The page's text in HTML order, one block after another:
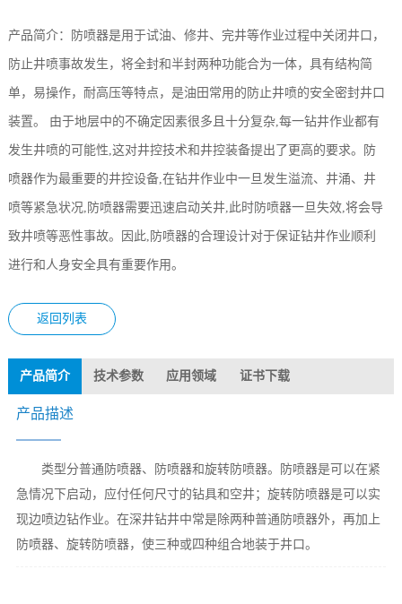
产品简介：防喷器是用于试油、修井、完井等作业过程中关闭井口，
防止井喷事故发生，将全封和半封两种功能合为一体，具有结构简
单，易操作，耐高压等特点，是油田常用的防止井喷的安全密封井口
装置。 由于地层中的不确定因素很多且十分复杂,每一钻井作业都有
发生井喷的可能性,这对井控技术和井控装备提出了更高的要求。防
喷器作为最重要的井控设备,在钻井作业中一旦发生溢流、井涌、井
喷等紧急状况,防喷器需要迅速启动关井,此时防喷器一旦失效,将会导
致井喷等恶性事故。因此,防喷器的合理设计对于保证钻井作业顺利
进行和人身安全具有重要作用。
返回列表
产品简介 技术参数 应用领域 证书下载
产品描述
类型分普通防喷器、防喷器和旋转防喷器。防喷器是可以在紧
急情况下启动，应付任何尺寸的钻具和空井；旋转防喷器是可以实
现边喷边钻作业。在深井钻井中常是除两种普通防喷器外，再加上
防喷器、旋转防喷器，使三种或四种组合地装于井口。